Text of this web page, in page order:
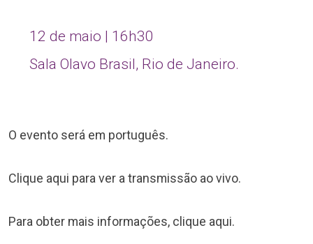
12 de maio | 16h30
Sala Olavo Brasil, Rio de Janeiro.
O evento será em português.
Clique aqui para ver a transmissão ao vivo.
Para obter mais informações, clique aqui.